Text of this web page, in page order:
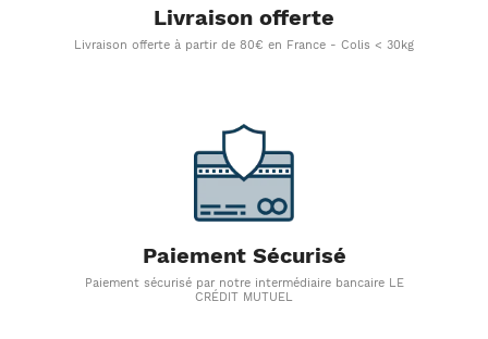
Livraison offerte
Livraison offerte à partir de 80€ en France - Colis < 30kg
Paiement Sécurisé
Paiement sécurisé par notre intermédiaire bancaire LE
CRÉDIT MUTUEL